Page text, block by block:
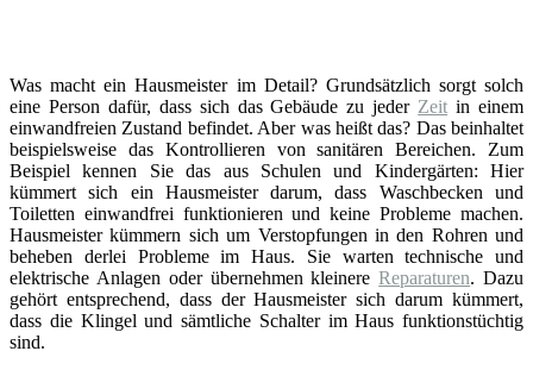
Was macht ein Hausmeister im Detail? Grundsätzlich sorgt solch
eine Person dafür, dass sich das Gebäude zu jeder Zeit in einem
einwandfreien Zustand befindet. Aber was heißt das? Das beinhaltet
beispielsweise das Kontrollieren von sanitären Bereichen. Zum
Beispiel kennen Sie das aus Schulen und Kindergärten: Hier
kümmert sich ein Hausmeister darum, dass Waschbecken und
Toiletten einwandfrei funktionieren und keine Probleme machen.
Hausmeister kümmern sich um Verstopfungen in den Rohren und
beheben derlei Probleme im Haus. Sie warten technische und
elektrische Anlagen oder übernehmen kleinereReparaturen. Dazu
gehört entsprechend, dass der Hausmeister sich darum kümmert,
dass die Klingel und sämtliche Schalter im Haus funktionstüchtig
sind.